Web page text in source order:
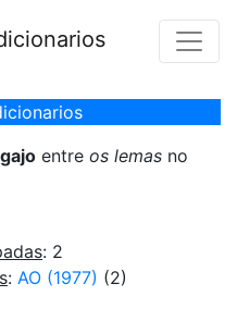
gajo entre os lemas no
: 2
: AO (1977) (2)